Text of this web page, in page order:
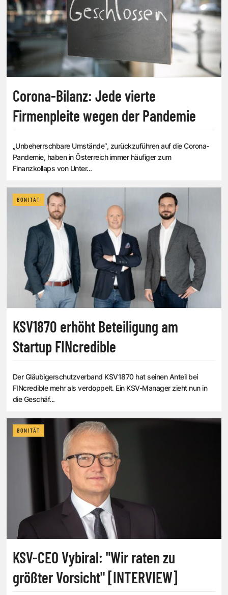
Corona-Bilanz: Jede vierte
Firmenpleite wegen der Pandemie
„Unbeherrschbare Umstände“, zurückzuführen auf die Corona-
Pandemie, haben in Österreich immer häufiger zum
Finanzkollaps von Unter...
BONITÄT
KSV1870 erhöht Beteiligung am
Startup FINcredible
Der Gläubigerschutzverband KSV1870 hat seinen Anteil bei
FINcredible mehr als verdoppelt. Ein KSV-Manager zieht nun in
die Geschäf...
BONITÄT
KSV-CEO Vybiral: "Wir raten zu
größter Vorsicht" [INTERVIEW]